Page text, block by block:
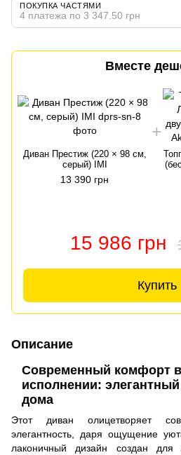
ПОКУПКА ЧАСТЯМИ
4 платежа по 3 347.50 грн
Вместе
Диван Престиж (220 × 98 см,
серый) IMI
13 390 грн
15 986 грн
Купить
Описание
Современный комфорт
исполнении:
дома
Этот диван олицетворяет
элегантность, даря ощущение
лаконичный дизайн создан для